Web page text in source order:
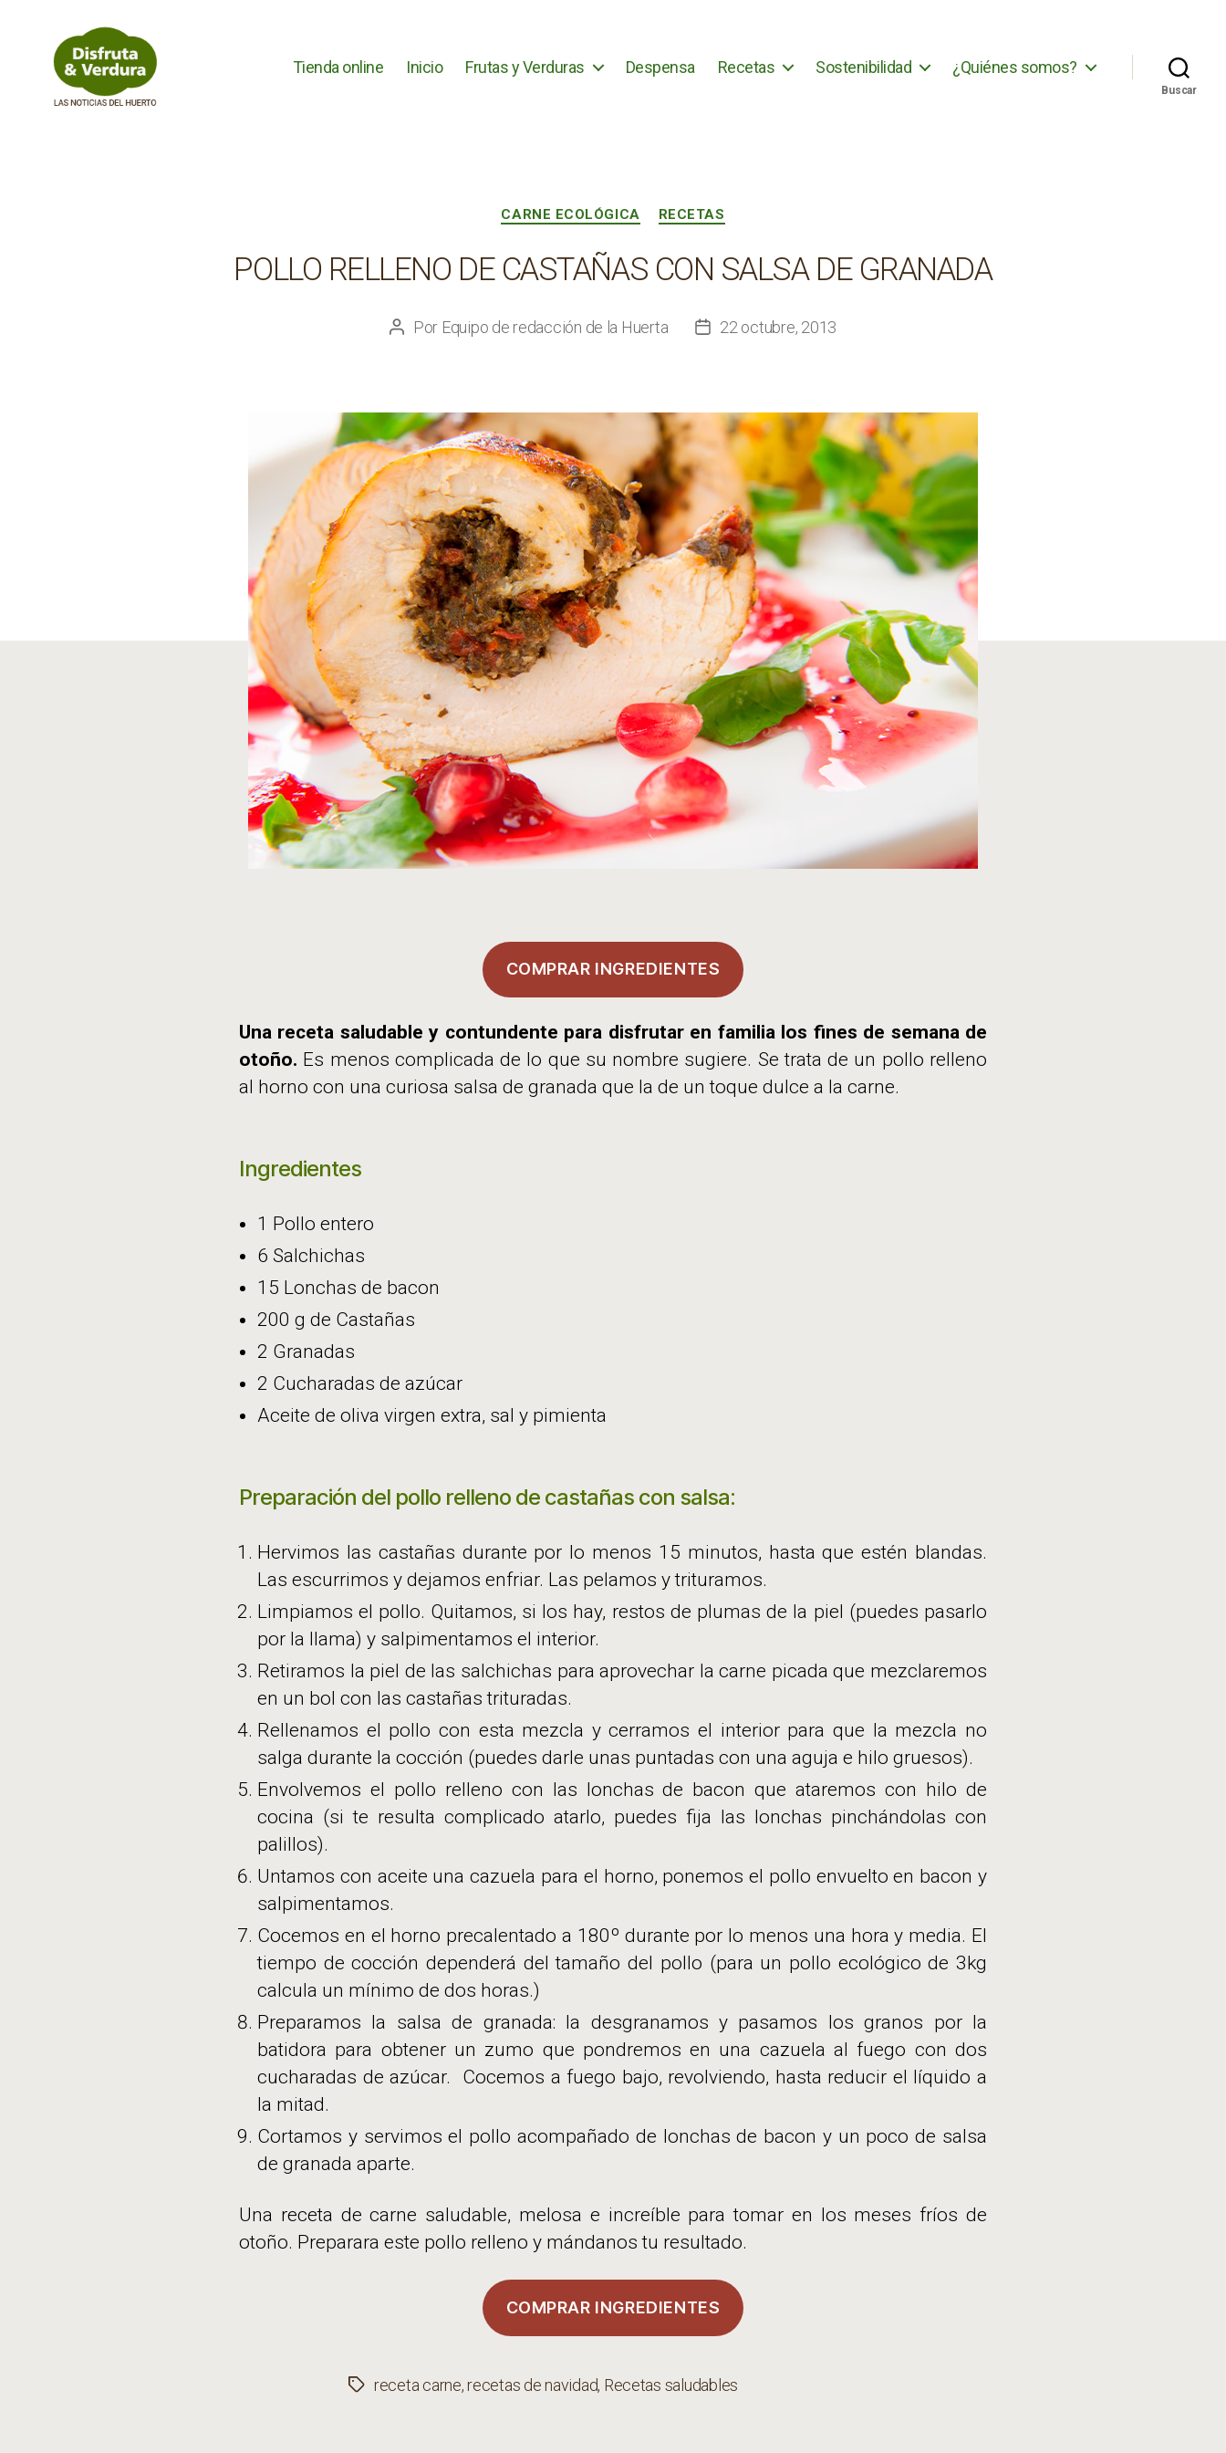
Tienda online Inicio Frutas y Verduras Despensa Recetas Sostenibilidad ¿Quiénes somos?
Buscar
Categorías
CARNE ECOLÓGICA RECETAS
POLLO RELLENO DE CASTAÑAS CON SALSA DE GRANADA
Autor
Por Equipo de redacción de la Huerta
Fecha
22 octubre, 2013
COMPRAR INGREDIENTES
Una receta saludable y contundente para disfrutar en familia los fines de semana de
otoño. Es menos complicada de lo que su nombre sugiere. Se trata de un pollo relleno
al horno con una curiosa salsa de granada que la de un toque dulce a la carne.
Ingredientes
1 Pollo entero
6 Salchichas
15 Lonchas de bacon
200 g de Castañas
2 Granadas
2 Cucharadas de azúcar
Aceite de oliva virgen extra, sal y pimienta
Preparación del pollo relleno de castañas con salsa:
Hervimos las castañas durante por lo menos 15 minutos, hasta que estén blandas.
Las escurrimos y dejamos enfriar. Las pelamos y trituramos.
Limpiamos el pollo. Quitamos, si los hay, restos de plumas de la piel (puedes pasarlo
por la llama) y salpimentamos el interior.
Retiramos la piel de las salchichas para aprovechar la carne picada que mezclaremos
en un bol con las castañas trituradas.
Rellenamos el pollo con esta mezcla y cerramos el interior para que la mezcla no
salga durante la cocción (puedes darle unas puntadas con una aguja e hilo gruesos).
Envolvemos el pollo relleno con las lonchas de bacon que ataremos con hilo de
cocina (si te resulta complicado atarlo, puedes fija las lonchas pinchándolas con
palillos).
Untamos con aceite una cazuela para el horno, ponemos el pollo envuelto en bacon y
salpimentamos.
Cocemos en el horno precalentado a 180º durante por lo menos una hora y media. El
tiempo de cocción dependerá del tamaño del pollo (para un pollo ecológico de 3kg
calcula un mínimo de dos horas.)
Preparamos la salsa de granada: la desgranamos y pasamos los granos por la
batidora para obtener un zumo que pondremos en una cazuela al fuego con dos
cucharadas de azúcar. Cocemos a fuego bajo, revolviendo, hasta reducir el líquido a
la mitad.
Cortamos y servimos el pollo acompañado de lonchas de bacon y un poco de salsa
de granada aparte.
Una receta de carne saludable, melosa e increíble para tomar en los meses fríos de
otoño. Preparara este pollo relleno y mándanos tu resultado.
COMPRAR INGREDIENTES
Etiquetas
receta carne,recetas de navidad, Recetas saludables